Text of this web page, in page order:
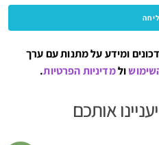
ומידע על מתנות עם ערך
ולמדיניות הפרטיות.
אותכם